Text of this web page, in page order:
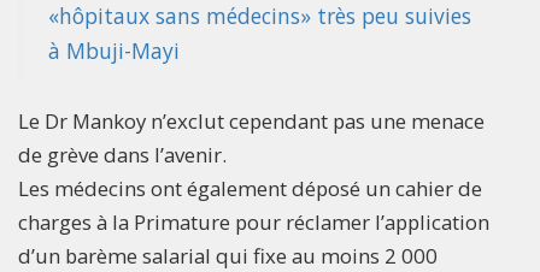
«hôpitaux sans médecins» très peu suivies
à Mbuji-Mayi
Le Dr Mankoy n’exclut cependant pas une menace
de grève dans l’avenir.
Les médecins ont également déposé un cahier de
charges à la Primature pour réclamer l’application
d’un barème salarial qui fixe au moins 2 000